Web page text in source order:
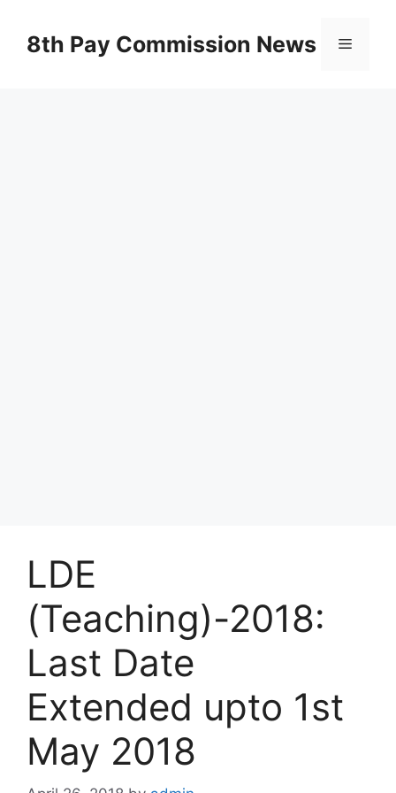
content8th Pay Commission News Menu
LDE
(Teaching)-2018:
Last Date
Extended upto 1st
May 2018